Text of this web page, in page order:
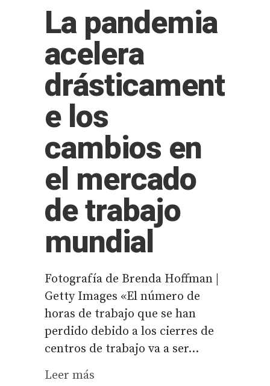
La pandemia
acelera
drásticament
e los
cambios en
el mercado
de trabajo
mundial
Fotografía de Brenda Hoffman |
Getty Images «El número de
horas de trabajo que se han
perdido debido a los cierres de
centros de trabajo va a ser...
Leer más